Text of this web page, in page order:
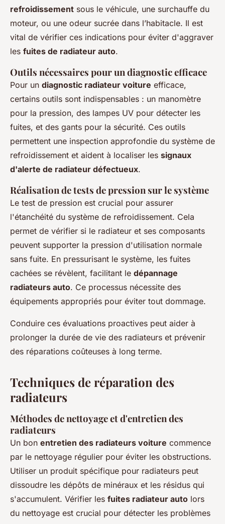
refroidissement sous le véhicule, une surchauffe du
moteur, ou une odeur sucrée dans l’habitacle. Il est
vital de vérifier ces indications pour éviter d'aggraver
les fuites de radiateur auto.
Outils nécessaires pour un diagnostic efficace
Pour un diagnostic radiateur voiture efficace,
certains outils sont indispensables : un manomètre
pour la pression, des lampes UV pour détecter les
fuites, et des gants pour la sécurité. Ces outils
permettent une inspection approfondie du système de
refroidissement et aident à localiser les signaux
d'alerte de radiateur défectueux.
Réalisation de tests de pression sur le système
Le test de pression est crucial pour assurer
l'étanchéité du système de refroidissement. Cela
permet de vérifier si le radiateur et ses composants
peuvent supporter la pression d'utilisation normale
sans fuite. En pressurisant le système, les fuites
cachées se révèlent, facilitant le dépannage
radiateurs auto. Ce processus nécessite des
équipements appropriés pour éviter tout dommage.
Conduire ces évaluations proactives peut aider à
prolonger la durée de vie des radiateurs et prévenir
des réparations coûteuses à long terme.
Techniques de réparation des
radiateurs
Méthodes de nettoyage et d'entretien des
radiateurs
Un bon entretien des radiateurs voiture commence
par le nettoyage régulier pour éviter les obstructions.
Utiliser un produit spécifique pour radiateurs peut
dissoudre les dépôts de minéraux et les résidus qui
s'accumulent. Vérifier les fuites radiateur auto lors
du nettoyage est crucial pour détecter les problèmes